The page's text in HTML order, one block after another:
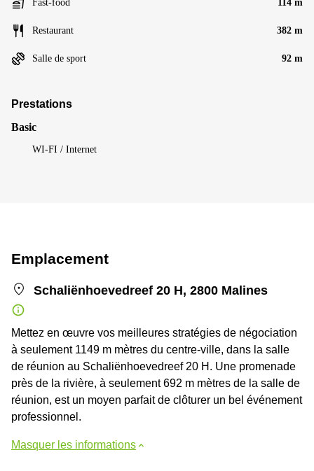
Fast-food 114 m
Restaurant 382 m
Salle de sport 92 m
Prestations
Basic
WI-FI / Internet
Emplacement
Schaliënhoevedreef 20 H, 2800 Malines
Mettez en œuvre vos meilleures stratégies de négociation
à seulement 1149 m mètres du centre-ville, dans la salle
de réunion au Schaliënhoevedreef 20 H. Une promenade
près de la rivière, à seulement 692 m mètres de la salle de
réunion, est un moyen parfait de clôturer un bel événement
professionnel.
Masquer les informations